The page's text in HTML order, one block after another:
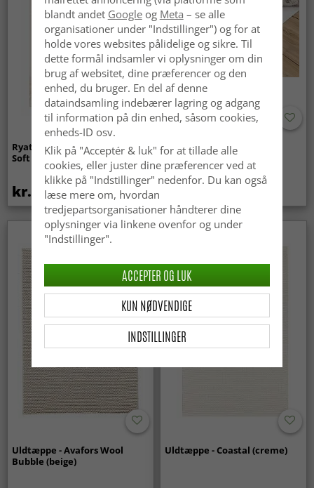
Ryatæpper - Aranga Super
Soft Fur (beige)
kr.259
Anti-slip/Skridsikker
Uldtæppe - Avafors Wool
Bubble (beige)
Uldtæppe - Coastal (creme)
blandt andet Googleog Meta – se alle
organisationer under "Indstillinger") og for at
holde vores websites pålidelige og sikre. Til
dette formål indsamler vi oplysninger om din
brug af websitet, dine præferencer og den
enhed, du bruger. En del af denne
dataindsamling indebærer lagring og adgang
til information på din enhed, såsom cookies,
enheds-ID osv.
Klik på "Acceptér & luk" for at tillade alle
cookies, eller juster dine præferencer ved at
klikke på "Indstillinger" nedenfor. Du kan også
læse mere om, hvordan
tredjepartsorganisationer håndterer dine
oplysninger via linkene ovenfor og under
"Indstillinger".
INDSTILLINGER
KUN NØDVENDIGE
ACCEPTER OG LUK